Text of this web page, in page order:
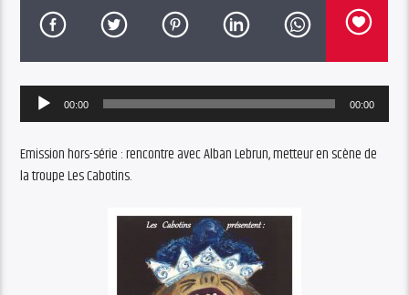
Audio
Player
00:00 00:00
Emission hors-série : rencontre avec Alban Lebrun, metteur en scène de
la troupe Les Cabotins.